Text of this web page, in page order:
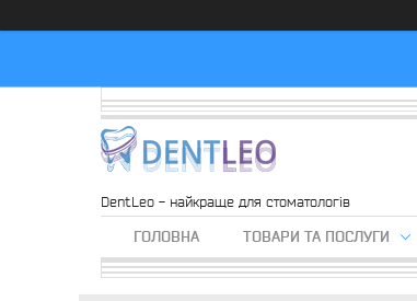
DentLeo - найкраще для стоматологів
ГОЛОВНА ТОВАРИ ТА ПОСЛУГИ